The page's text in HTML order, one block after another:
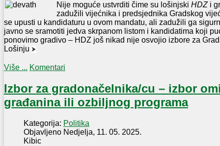
Nije moguće ustvrditi čime su lošinjski HDZi
zadužili vijećnika i predsjednika Gradskog
se upusti u kandidaturu u ovom mandatu, ali zadužili ga
javno se sramotiti jedva skrpanom listom i kandidatima koji
ponovimo gradivo – HDZ još nikad nije osvojio izbore za
Lošinju ⮞
Više ... Komentari
Izbor za gradonačelnika/cu – izbor
građanina ili ozbiljnog programa
Kategorija: Politika
Objavljeno Nedjelja, 11. 05. 2025.
Kibic